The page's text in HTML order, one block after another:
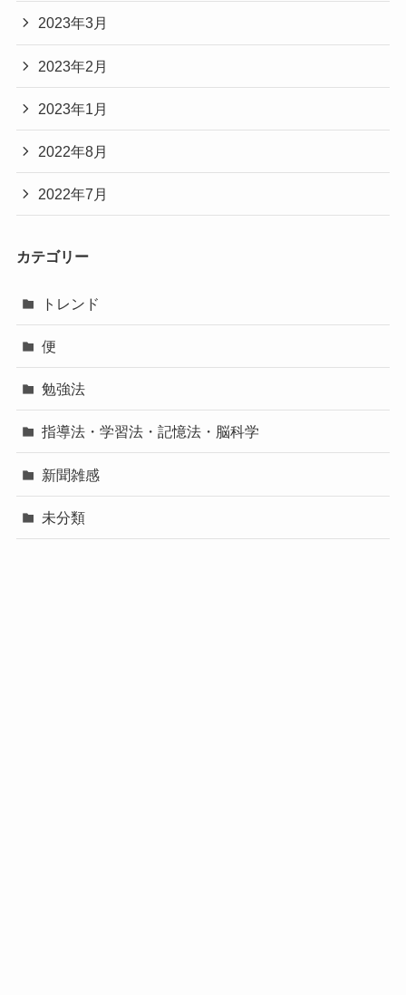
2023年3月
2023年2月
2023年1月
2022年8月
2022年7月
カテゴリー
トレンド
便
勉強法
指導法・学習法・記憶法・脳科学
新聞雑感
未分類